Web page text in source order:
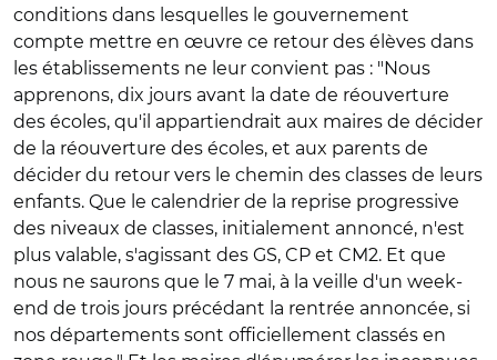
conditions dans lesquelles le gouvernement
compte mettre en œuvre ce retour des élèves dans
les établissements ne leur convient pas : "Nous
apprenons, dix jours avant la date de réouverture
des écoles, qu'il appartiendrait aux maires de décider
de la réouverture des écoles, et aux parents de
décider du retour vers le chemin des classes de leurs
enfants. Que le calendrier de la reprise progressive
des niveaux de classes, initialement annoncé, n'est
plus valable, s'agissant des GS, CP et CM2. Et que
nous ne saurons que le 7 mai, à la veille d'un week-
end de trois jours précédant la rentrée annoncée, si
nos départements sont officiellement classés en